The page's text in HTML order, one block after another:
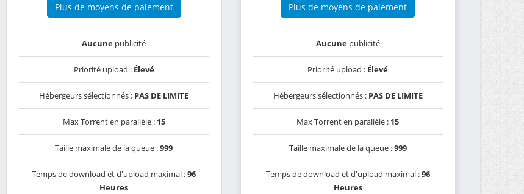
Plus de moyens de paiement
Aucune publicité
Priorité upload : Élevé
Hébergeurs sélectionnés : PAS DE LIMITE
Max Torrent en parallèle : 15
Taille maximale de la queue :999
Temps de download et d'upload maximal :96
Heures
Plus de moyens de paiement
Aucunepublicité
Priorité upload : Élevé
Hébergeurs sélectionnés : PAS DE LIMITE
Max Torrent en parallèle : 15
Taille maximale de la queue :999
Temps de download et d'upload maximal :96
Heures